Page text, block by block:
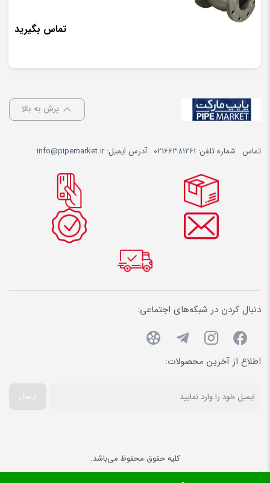
تماس بگیرید
پرش به بالا
تماس شماره تلفن: 02166381261 آدرس ایمیل:info@pipemarket.ir
دنبال کردن در شبکه‌های اجتماعی:
اطلاع از آخرین محصولات:
ارسال
کلیه حقوق محفوظ می‌باشد.